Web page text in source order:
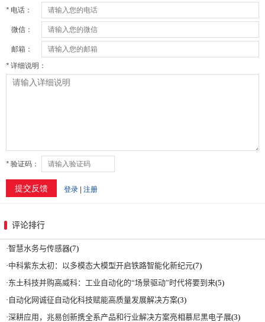
评论排行
·智慧水务与传感器(7)
·中科紫东太初：以多模态大模型开启铁路智能化新纪元(7)
·东土科技并购高威科：工业自动化的“场景驱动”时代将要到来(5)
· 自动化网诚征自动化科技赋能高质量发展解决方案(3)
·深耕应用，兆易创新携全系产品和行业解决方案亮相慕尼黑电子展(3)